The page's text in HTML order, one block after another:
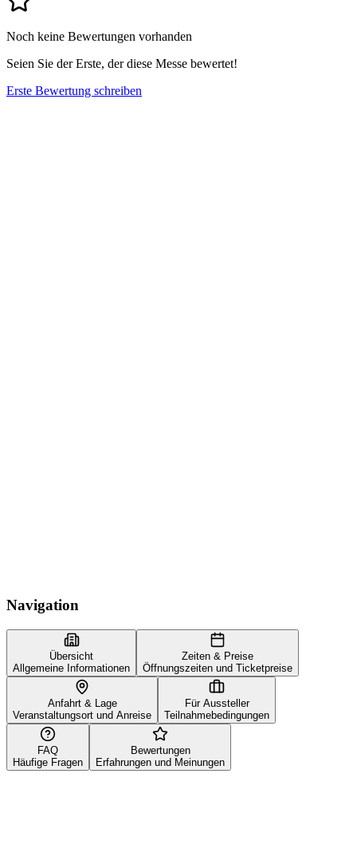
Noch keine Bewertungen vorhanden
Seien Sie der Erste, der diese Messe bewertet!
Erste Bewertung schreiben
Navigation
Übersicht
Allgemeine Informationen
Zeiten & Preise
Öffnungszeiten und Ticketpreise
Anfahrt & Lage
Veranstaltungsort und Anreise
Für Aussteller
Teilnahmebedingungen
FAQ
Häufige Fragen
Bewertungen
Erfahrungen und Meinungen